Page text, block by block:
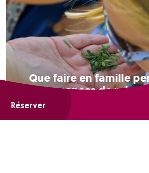
Réserver
Que faire en famille
vacances de